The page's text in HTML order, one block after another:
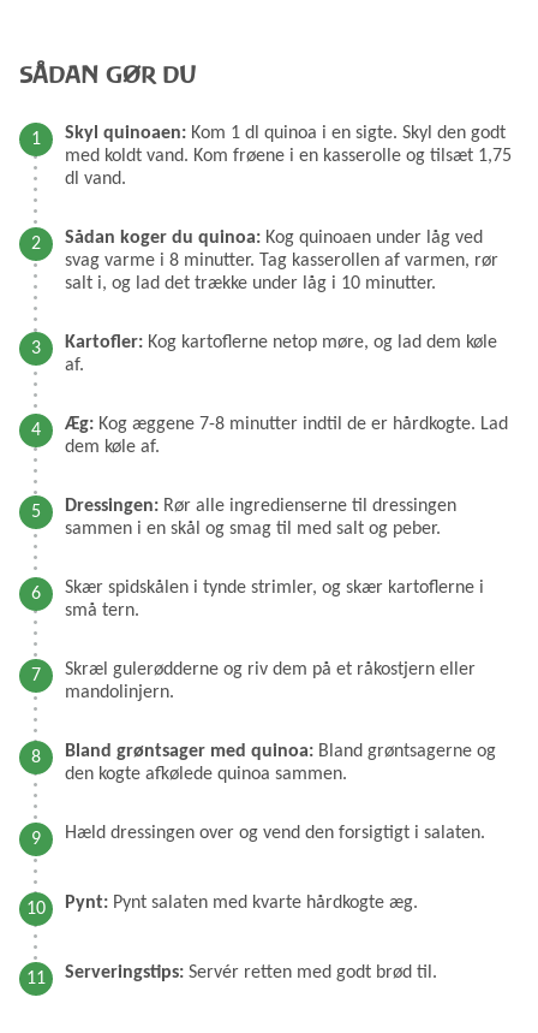
SÅDAN GØR DU
Skyl quinoaen: Kom 1 dl quinoa i en sigte. Skyl den godt
med koldt vand. Kom frøene i en kasserolle og tilsæt 1,75
dl vand.
Sådan koger du quinoa: Kog quinoaen under låg ved
svag varme i 8 minutter. Tag kasserollen af varmen, rør
salt i, og lad det trække under låg i 10 minutter.
Kartofler: Kog kartoflerne netop møre, og lad dem køle
af.
Æg: Kog æggene 7-8 minutter indtil de er hårdkogte. Lad
dem køle af.
Dressingen: Rør alle ingredienserne til dressingen
sammen i en skål og smag til med salt og peber.
Skær spidskålen i tynde strimler, og skær kartoflerne i
små tern.
Skræl gulerødderne og riv dem på et råkostjern eller
mandolinjern.
Bland grøntsager med quinoa: Bland grøntsagerne og
den kogte afkølede quinoa sammen.
Hæld dressingen over og vend den forsigtigt i salaten.
Pynt: Pynt salaten med kvarte hårdkogte æg.
Serveringstips: Servér retten med godt brød til.